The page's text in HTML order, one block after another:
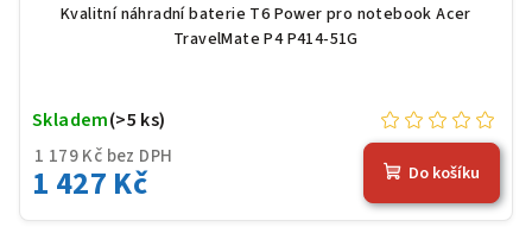
Kvalitní náhradní baterie T6 Power pro notebook Acer
TravelMate P4 P414-51G
1 179 Kč bez DPH
1 427 Kč
Skladem(>5 ks)
Do košíku